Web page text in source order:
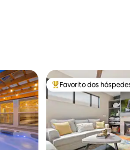
Favoritos dos
Favorito dos